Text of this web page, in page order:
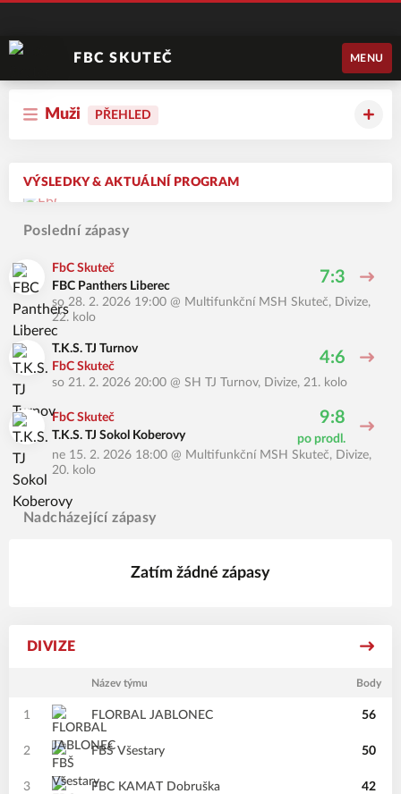
FBC SKUTEČ MENU
Muži PŘEHLED
VÝSLEDKY & AKTUÁLNÍ PROGRAM
Poslední zápasy
FbC Skuteč
FBC Panthers Liberec
7:3
so 28. 2. 2026 19:00 @ Multifunkční MSH Skuteč, Divize,
22. kolo
T.K.S. TJ Turnov
FbC Skuteč
4:6
so 21. 2. 2026 20:00 @ SH TJ Turnov, Divize, 21. kolo
FbC Skuteč
T.K.S. TJ Sokol Koberovy
9:8
po prodl.
ne 15. 2. 2026 18:00 @ Multifunkční MSH Skuteč, Divize,
20. kolo
Nadcházející zápasy
Zatím žádné zápasy
DIVIZE
Název týmu Body
1 FLORBAL JABLONEC 56
2 FBŠ Všestary 50
3 FBC KAMAT Dobruška 42